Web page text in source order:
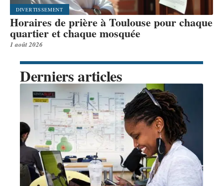
DIVERTISSEMENT
Horaires de prière à Toulouse pour chaque
quartier et chaque mosquée
1 août 2026
Derniers articles